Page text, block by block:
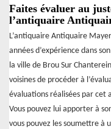
Faites évaluer au
l’antiquaire
L’antiquaire Antiquaire
années d’expérience dans
la ville de Brou Sur
voisines de procéder à
évaluations réalisées par cet
Vous pouvez lui apporter à
vous pouvez les soumettre à